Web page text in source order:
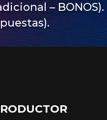
– BONOS).